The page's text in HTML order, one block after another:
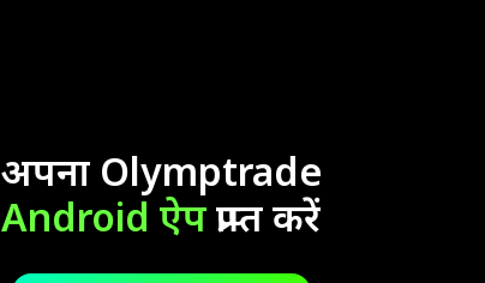
अपना Olymptrade
Android ऐपप्राप्त करें